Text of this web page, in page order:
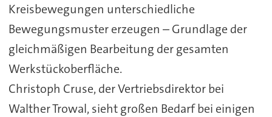
Kreisbewegungen unterschiedliche
Bewegungsmuster erzeugen – Grundlage der
gleichmäßigen Bearbeitung der gesamten
Werkstückoberfläche.
Christoph Cruse, der Vertriebsdirektor bei
Walther Trowal, sieht großen Bedarf bei einigen